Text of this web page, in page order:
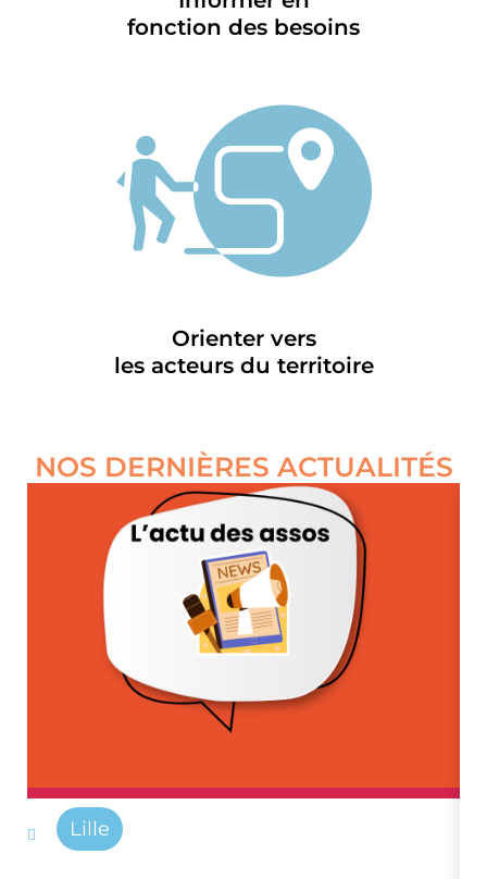
fonction des besoins
Orienter vers
les acteurs du territoire
NOS DERNIÈRES ACTUALITÉS
Lille